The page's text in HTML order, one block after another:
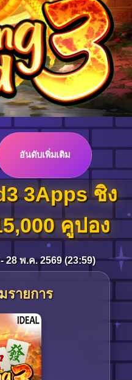
อันดับเพิ่มเติม
3Apps ชิง
คูปอง
28 พ.ค. 2569 (23:59)
รายการ